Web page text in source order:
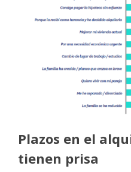
Plazos en el
tienen prisa